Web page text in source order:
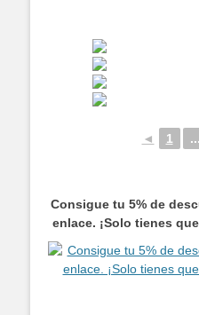
◄ 1 ...
Consigue tu 5% de
enlace. ¡Solo tienes